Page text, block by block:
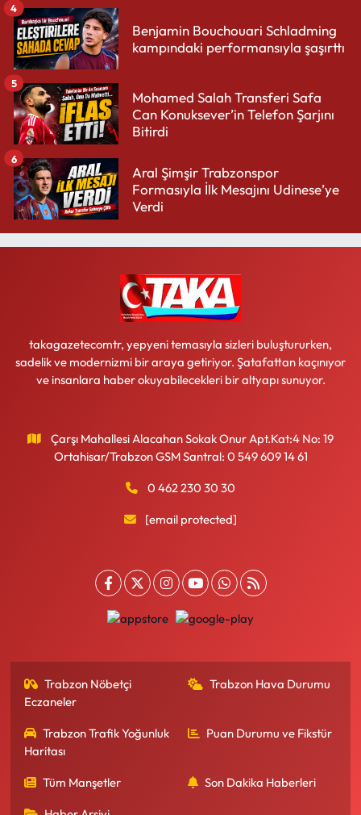
Benjamin Bouchouari Schladming
kampındaki performansıyla şaşırttı
4
Mohamed Salah Transferi Safa
Can Konuksever’in Telefon Şarjını
Bitirdi
5
Aral Şimşir Trabzonspor
Formasıyla İlk Mesajını Udinese’ye
Verdi
6
takagazetecomtr, yepyeni temasıyla sizleri buluştururken,
sadelik ve modernizmi bir araya getiriyor. Şatafattan kaçınıyor
ve insanlara haber okuyabilecekleri bir altyapı sunuyor.
Çarşı Mahallesi Alacahan Sokak Onur Apt.Kat:4 No: 19
Ortahisar/Trabzon GSM Santral: 0 549 609 14 61
0 462 230 30 30
[email protected]
Trabzon Nöbetçi
Eczaneler
Trabzon Hava Durumu
Trabzon Trafik Yoğunluk
Haritası
Puan Durumu ve Fikstür
Tüm Manşetler Son Dakika Haberleri